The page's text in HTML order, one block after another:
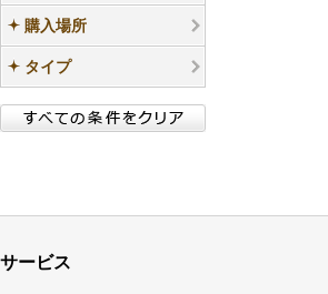
購入場所
タイプ
サービス